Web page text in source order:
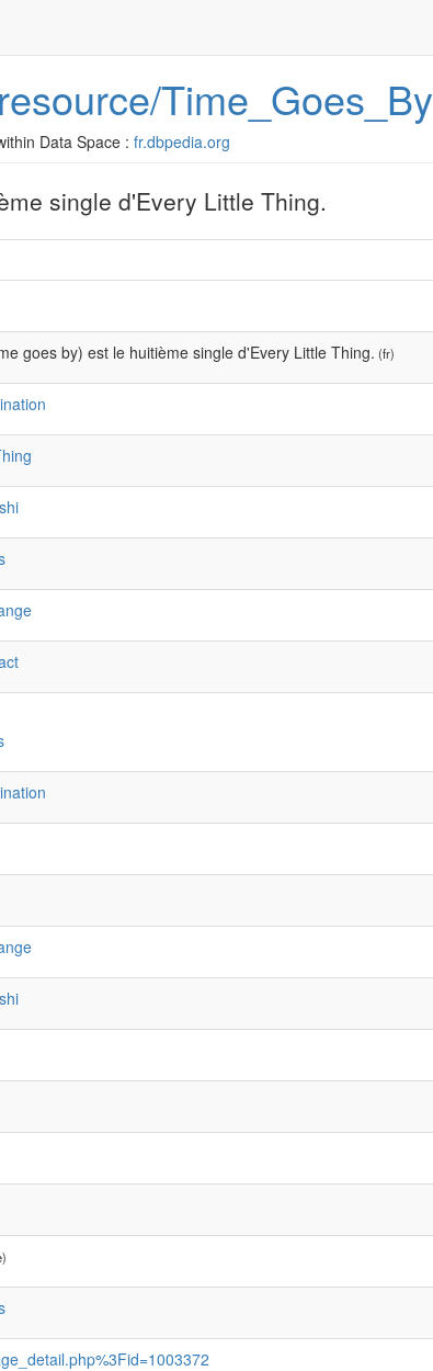
Time_Goes_By
Data Space : fr.dbpedia.org
single d'Every Little Thing.
goes by) est le huitième single d'Every Little Thing. (fr)